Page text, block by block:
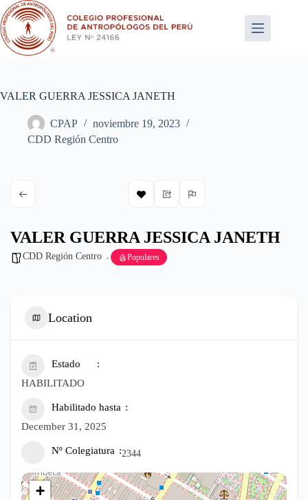
Saltar
al
contenido
VALER GUERRA JESSICA JANETH
CPAP
noviembre 19, 2023
CDD Región Centro
VALER GUERRA JESSICA JANETH
CDD Región Centro Populares
Location
Estado
HABILITADO
Habilitado hasta
December 31, 2025
Nº Colegiatura 2344
+